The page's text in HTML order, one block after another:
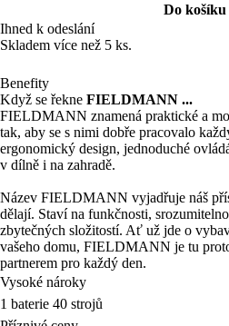
Do košíku
Ihned k odeslání
Skladem více než 5 ks.
Benefity
Když se řekne FIELDMANN ...
FIELDMANN znamená praktické a
tak, aby se s nimi dobře pracovalo
ergonomický design, jednoduché
v dílně i na zahradě.
Název FIELDMANN vyjadřuje náš
dělají. Staví na funkčnosti,
zbytečných složitostí. Ať už jde o
vašeho domu, FIELDMANN je tu
partnerem pro každý den.
Vysoké nároky
1 baterie 40 strojů